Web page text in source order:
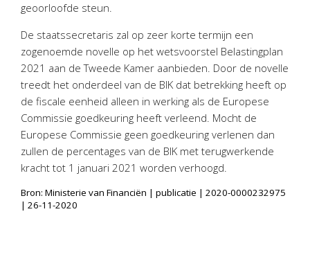
Twinfield – Boekhouden
BaseCone – Facturen
Visionplanner – Rapportage
Klantenportaal – Online dossiers
Online Salaris – Salarissen
Nextens-Accorderen aangiften
geoorloofde steun.
De staatssecretaris zal op zeer korte termijn een
zogenoemde novelle op het wetsvoorstel Belastingplan
2021 aan de Tweede Kamer aanbieden. Door de novelle
treedt het onderdeel van de BIK dat betrekking heeft op
de fiscale eenheid alleen in werking als de Europese
Commissie goedkeuring heeft verleend. Mocht de
Europese Commissie geen goedkeuring verlenen dan
zullen de percentages van de BIK met terugwerkende
kracht tot 1 januari 2021 worden verhoogd.
Bron: Ministerie van Financiën | publicatie | 2020-0000232975
| 26-11-2020